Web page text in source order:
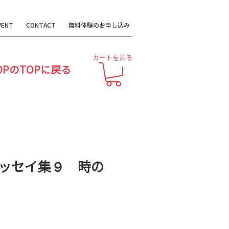
CONTACT 無料体験のお申し込み
カートを見る
のTOPに戻る
セイ集９ 時の